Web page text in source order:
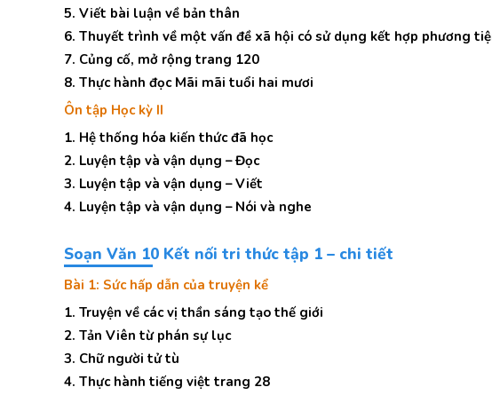
5. Viết bài luận về bản thân
6. Thuyết trình về một vấn đề xã hội có sử dụng kết hợp phương
7. Củng cố, mở rộng trang 120
8. Thực hành đọc Mãi mãi tuổi hai mươi
Ôn tập Học kỳ II
1. Hệ thống hóa kiến thức đã học
2. Luyện tập và vận dụng – Đọc
3. Luyện tập và vận dụng – Viết
4. Luyện tập và vận dụng – Nói và nghe
Soạn Văn 10 Kết nối tri thức tập 1 – chi tiết
Bài 1: Sức hấp dẫn của truyện kể
1. Truyện về các vị thần sáng tạo thế giới
2. Tản Viên từ phán sự lục
3. Chữ người tử tù
4. Thực hành tiếng việt trang 28